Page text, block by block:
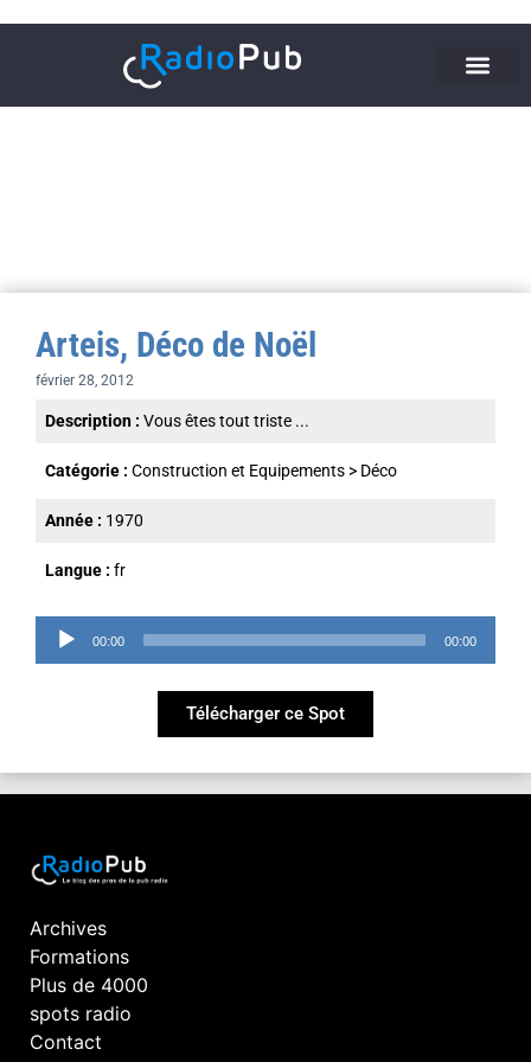
Arteis, Déco de Noël
février 28, 2012
Description : Vous êtes tout triste ...
Catégorie : Construction et Equipements > Déco
Année : 1970
Langue : fr
Lecteur00:00 00:00
Télécharger ce Spot
Archives
Formations
Plus de 4000
spots radio
Contact